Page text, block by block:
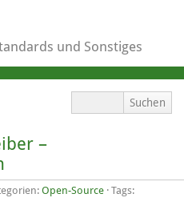
und Sonstiges
–
Open-Source · Tags: